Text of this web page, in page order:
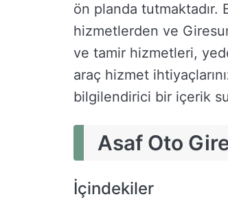
ön planda tutmaktadır.
hizmetlerden ve
ve tamir hizmetleri,
araç hizmet
bilgilendirici bir içerik
Asaf Oto
İçindekiler